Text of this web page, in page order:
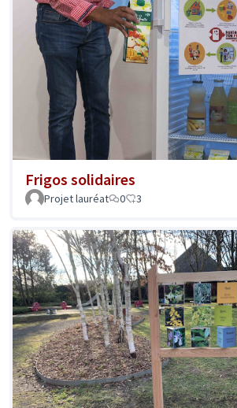
Frigos solidaires
Projet lauréat 0 3